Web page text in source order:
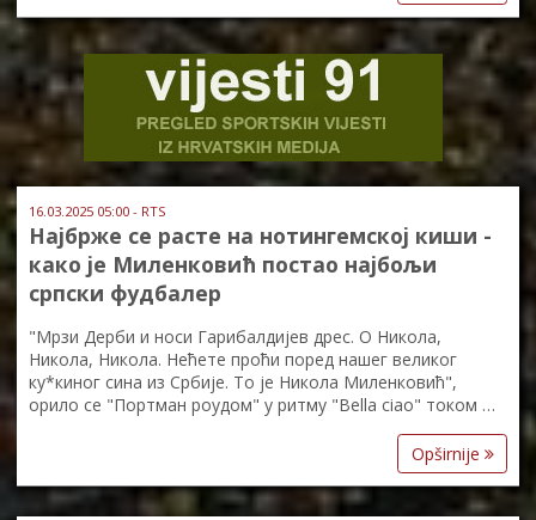
16.03.2025 05:00 - RTS
Најбрже се расте на нотингемској киши -
како је Миленковић постао најбољи
српски фудбалер
"Мрзи Дерби и носи Гарибалдијев дрес. О Никола,
Никола, Никола. Нећете проћи поред нашег великог
ку*киног сина из Србије. То је Никола Миленковић",
орило се "Портман роудом" у ритму "Bella ciao" током …
Opširnije